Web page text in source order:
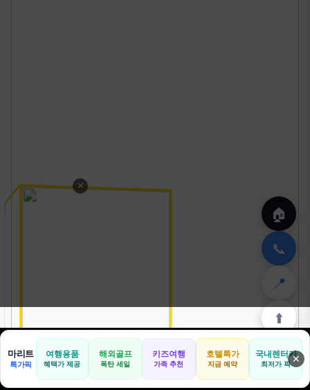
🏠
✈️
공항
⛳
골프
📋
🛒
쿠팡
🎁
테무
🏠
📞
📍
⬆️
🏠 📝
견적 커뮤니티
🚐
기사등록
🛒
아마존
✕
마리트
특가픽
여행용품
혜택가 제공
해외골프
폭탄 세일
키즈여행
가족 추천
호텔특가
지금 예약
국내렌터카
최저가 픽 ✕